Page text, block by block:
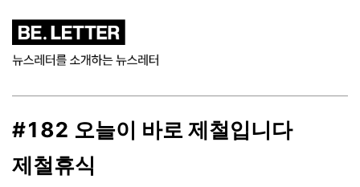
#182 오늘이 바로 제철입니다
제철휴식